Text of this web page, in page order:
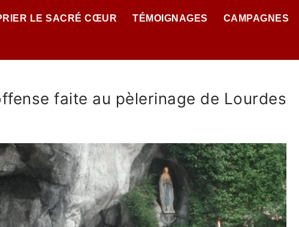
LE SACRÉ CŒUR TÉMOIGNAGES CAMPAGNES
faite au pèlerinage de Lourdes